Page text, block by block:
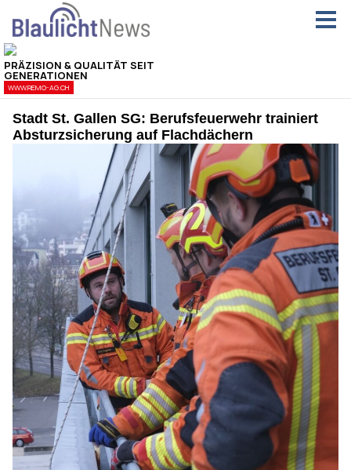
Stadt St. Gallen SG: Berufsfeuerwehr trainiert
Absturzsicherung auf Flachdächern